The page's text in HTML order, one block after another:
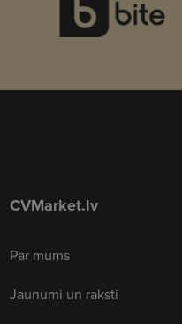
CVMarket.lv
Par mums
Jaunumi un raksti